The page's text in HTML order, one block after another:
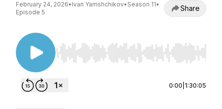
February 24, 2026• Ivan Yamshchikov• Season 11•
Episode 5
Share
Use Left/Right to seek, Home/End to jump to
0:00 1:30:05